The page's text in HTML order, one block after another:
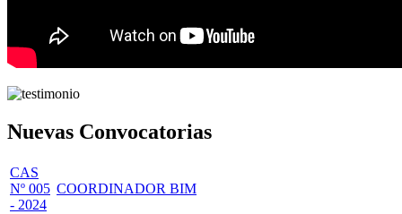
Nuevas Convocatorias
CAS
Nº 005
- 2024
COORDINADOR BIM